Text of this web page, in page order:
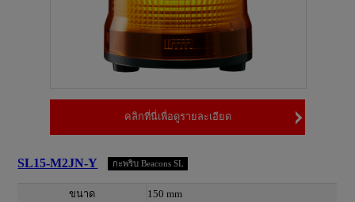
คลิกที่นี่เพื่อดูรายละเอียด
SL15-M2JN-Y กะพริบ Beacons SL
ขนาด
150 mm